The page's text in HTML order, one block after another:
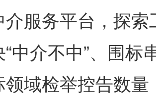
介服务平台，探
“中介不中”、围标
领域检举控告数